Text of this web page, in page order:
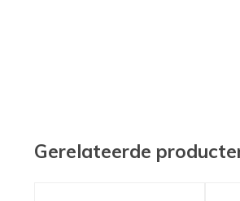
Gerelateerde